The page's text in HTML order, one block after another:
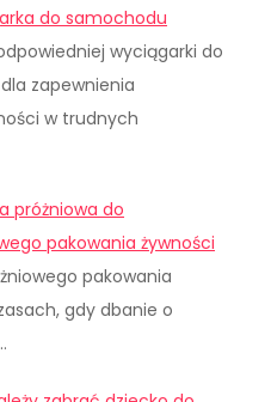
do samochodu
wyciągarki do
zapewnienia
w trudnych
próżniowa do
pakowania żywności
pakowania
gdy dbanie o